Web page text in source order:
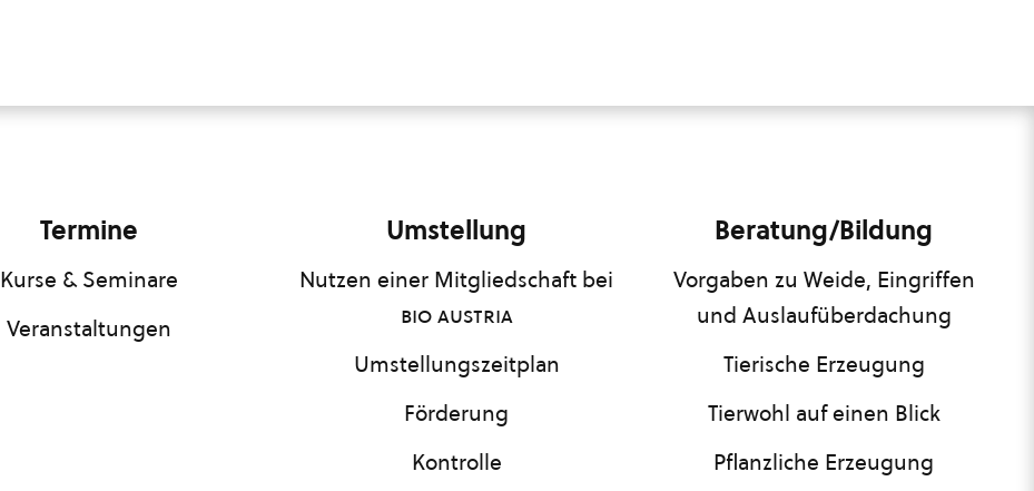
Termine
Kurse & Seminare
Veranstaltungen
Umstellung
Nutzen einer Mitgliedschaft bei
bio austria
Umstellungszeitplan
Förderung
Kontrolle
Beratung/Bildung
Vorgaben zu Weide, Eingriffen
und Auslaufüberdachung
Tierische Erzeugung
Tierwohl auf einen Blick
Pflanzliche Erzeugung